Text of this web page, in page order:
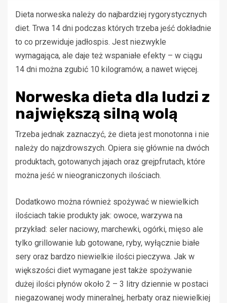
Dieta norweska należy do najbardziej rygorystycznych
diet. Trwa 14 dni podczas których trzeba jeść dokładnie
to co przewiduje jadłospis. Jest niezwykle
wymagająca, ale daje też wspaniałe efekty – w ciągu
14 dni można zgubić 10 kilogramów, a nawet więcej.
Norweska dieta dla ludzi z
największą silną wolą
Trzeba jednak zaznaczyć, że dieta jest monotonna i nie
należy do najzdrowszych. Opiera się głównie na dwóch
produktach, gotowanych jajach oraz grejpfrutach, które
można jeść w nieograniczonych ilościach.
Dodatkowo można również spożywać w niewielkich
ilościach takie produkty jak: owoce, warzywa na
przykład: seler naciowy, marchewki, ogórki, mięso ale
tylko grillowanie lub gotowane, ryby, wyłącznie białe
sery oraz bardzo niewielkie ilości pieczywa. Jak w
większości diet wymagane jest także spożywanie
dużej ilości płynów około 2 – 3 litry dziennie w postaci
niegazowanej wody mineralnej, herbaty oraz niewielkiej